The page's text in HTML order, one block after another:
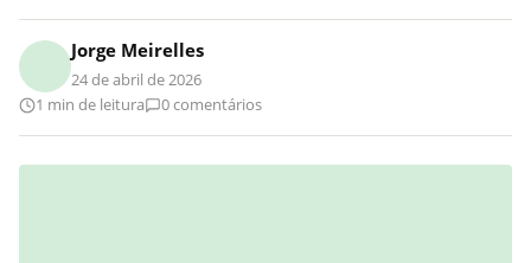
Jorge Meirelles
24 de abril de 2026
1 min de leitura
0 comentários